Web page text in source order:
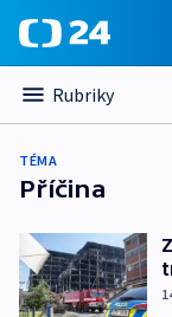
Rubriky
TÉMA
Příčina